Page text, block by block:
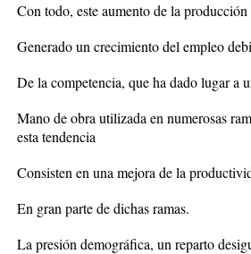
Con todo, este aumento de la
Generado un crecimiento del empleo
De la competencia, que ha dado lugar a
Mano de obra utilizada en numerosas
esta tendencia
Consisten en una mejora de la
En gran parte de dichas ramas.
La presión demográfica, un reparto